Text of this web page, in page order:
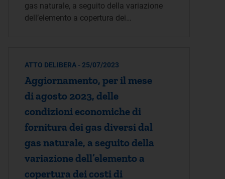
gas naturale, a seguito della variazione
dell’elemento a copertura dei…
ATTO DELIBERA - 25/07/2023
Aggiornamento, per il mese
di agosto 2023, delle
condizioni economiche di
fornitura dei gas diversi dal
gas naturale, a seguito della
variazione dell’elemento a
copertura dei costi di